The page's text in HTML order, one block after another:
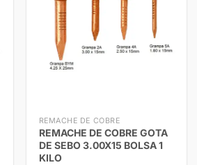
REMACHE DE COBRE
REMACHE DE COBRE GOTA
DE SEBO 3.00X15 BOLSA 1
KILO